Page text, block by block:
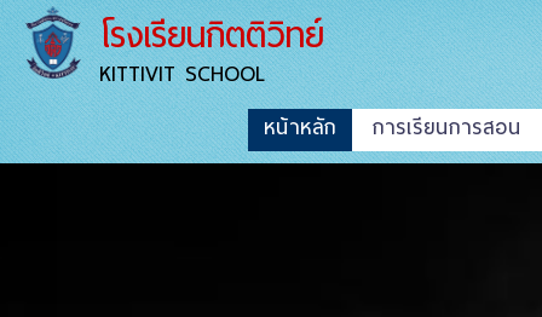
โรงเรียนกิตติวิทย์
KITTIVIT SCHOOL
หน้าหลัก การเรียนการสอน